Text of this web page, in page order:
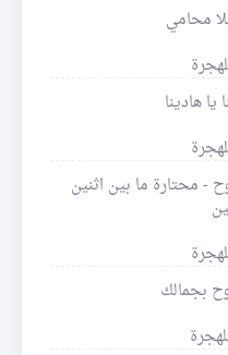
محامي
هادينا
- محتارة ما بين اثنين
بجمالك